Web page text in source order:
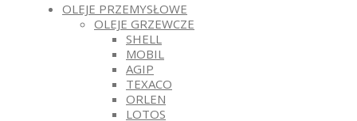
OLEJE PRZEMYSŁOWE
OLEJE GRZEWCZE
SHELL
MOBIL
AGIP
TEXACO
ORLEN
LOTOS